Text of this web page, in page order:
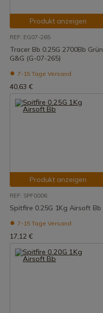
Produkt anzeigen
REF: EG07-265
Tracer Bb 0.25G 2700Bb Grün
G&G (G-07-265)
7-15 Tage Versand
40,63 €
Produkt anzeigen
REF: SPF0006
Spitfire 0.25G 1Kg Airsoft Bb
7-15 Tage Versand
17,12 €